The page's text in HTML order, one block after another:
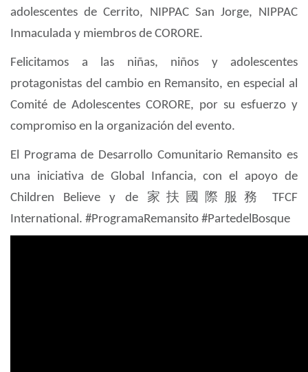
adolescentes de Cerrito, NIPPAC San Jorge, NIPPAC
Inmaculada y miembros de CORORE.
Felicitamos a las niñas, niños y adolescentes
protagonistas del cambio en Remansito, en especial al
Comité de Adolescentes CORORE, por su esfuerzo y
compromiso en la organización del evento.
El Programa de Desarrollo Comunitario Remansito es
una iniciativa de Global Infancia, con el apoyo de
Children Believe y de 家扶國際服務
TFCF
International. #ProgramaRemansito #PartedelBosque